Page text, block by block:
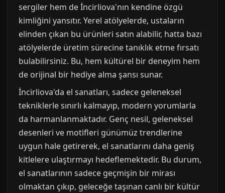
sergiler hem de İncirliova'nın kendine özgü
kimliğini yansıtır. Yerel atölyelerde, ustaların
elinden çıkan bu ürünleri satın alabilir, hatta bazı
atölyelerde üretim sürecine tanıklık etme fırsatı
bulabilirsiniz. Bu, hem kültürel bir deneyim hem
de orijinal bir hediye alma şansı sunar.
İncirliova'da el sanatları, sadece geleneksel
tekniklerle sınırlı kalmayıp, modern yorumlarla
da harmanlanmaktadır. Genç nesil, geleneksel
desenleri ve motifleri günümüz trendlerine
uygun hale getirerek, el sanatlarını daha geniş
kitlelere ulaştırmayı hedeflemektedir. Bu durum,
el sanatlarının sadece geçmişin bir mirası
olmaktan çıkıp, geleceğe taşınan canlı bir kültür